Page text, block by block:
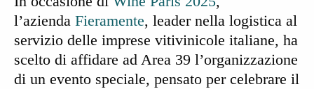
l’azienda Fieramente, leader nella logistica al
servizio delle imprese vitivinicole italiane, ha
scelto di affidare ad Area 39 l’organizzazione
di un evento speciale, pensato per celebrare il